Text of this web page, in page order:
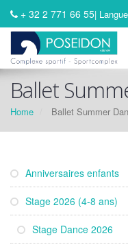
+ 32 2 771 66 55 |
Ballet
Home Ballet Summer
Anniversaires enfants
Stage 2026 (4-8 ans)
Stage Dance 2026